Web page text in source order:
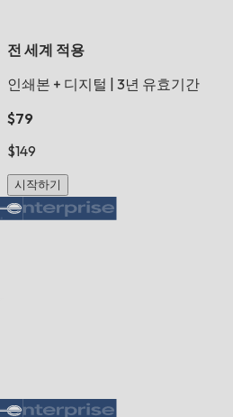
전 세계 적용
인쇄본 + 디지털
3년 유효기간
$79
$149
시작하기